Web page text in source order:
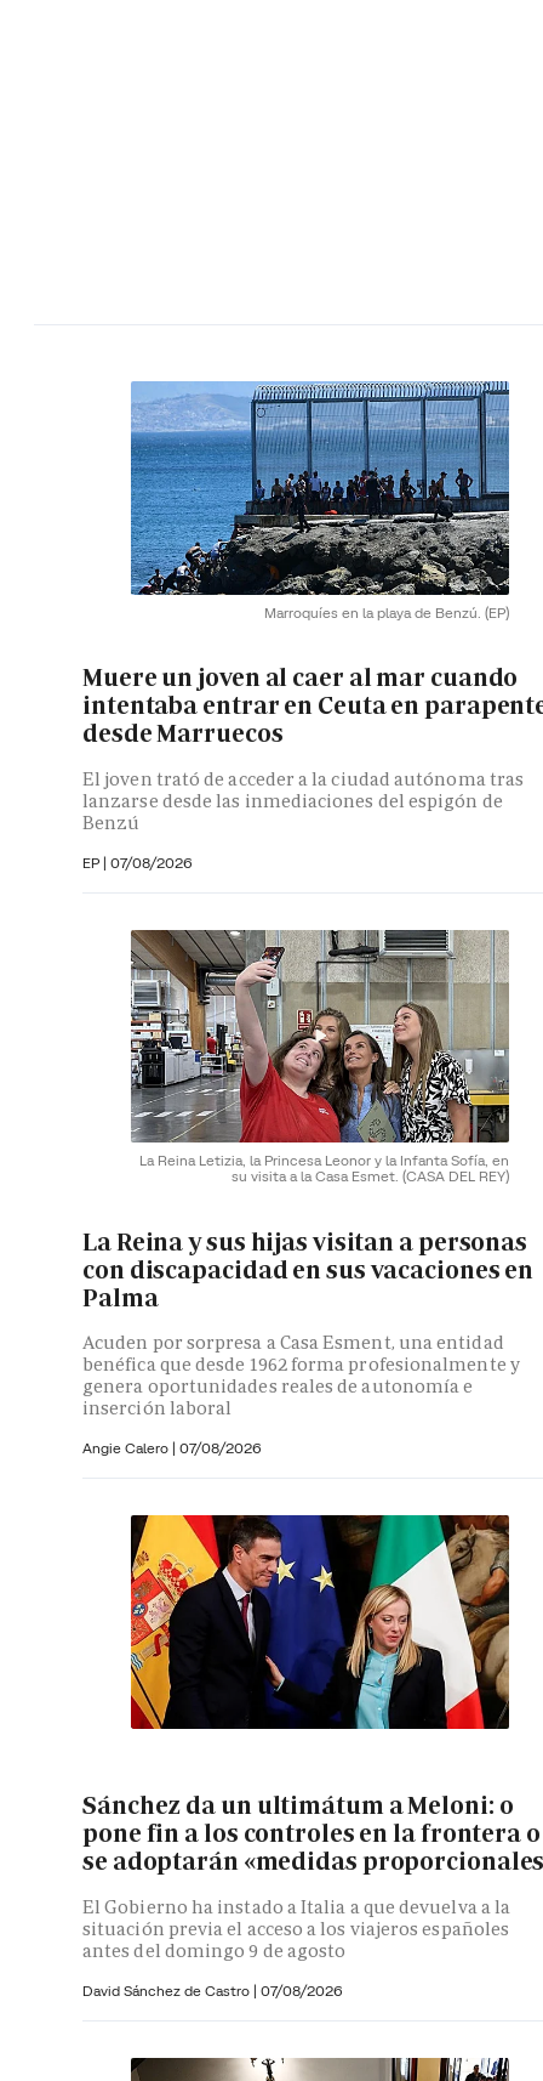
Marroquíes en la playa de Benzú. (EP)
Muere un joven al caer al mar cuando
intentaba entrar en Ceuta en
desde Marruecos
El joven trató de acceder a la ciudad autónoma tras
lanzarse desde las inmediaciones del espigón de
Benzú
EP | 07/08/2026
La Reina Letizia, la Princesa Leonor y la Infanta Sofía, en
su visita a la Casa Esmet. (CASA DEL REY)
La Reina y sus hijas visitan a personas
con discapacidad en sus vacaciones en
Palma
Acuden por sorpresa a Casa Esment, una entidad
benéfica que desde 1962 forma profesionalmente y
genera oportunidades reales de autonomía e
inserción laboral
Angie Calero | 07/08/2026
Sánchez da un ultimátum a Meloni: o
pone fin a los controles en la frontera o
se adoptarán «medidas
El Gobierno ha instado a Italia a que devuelva a la
situación previa el acceso a los viajeros españoles
antes del domingo 9 de agosto
David Sánchez de Castro | 07/08/2026